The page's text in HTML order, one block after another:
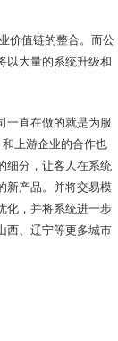
价值链的整合。而公
以大量的系统升级和
一直在做的就是为服
上游企业的合作也
细分，让客人在系统
新产品。并将交易模
化，并将系统进一步
西、辽宁等更多城市